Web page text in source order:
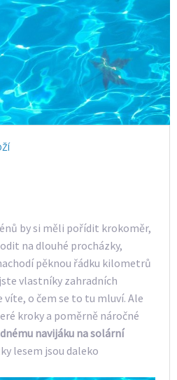
by si měli pořídit krokoměr,
na dlouhé procházky,
pěknou řádku kilometrů
vlastníky zahradních
víte, o čem se to tu mluví. Ale
kroky a poměrně náročné
navijáku na solární
lesem jsou daleko